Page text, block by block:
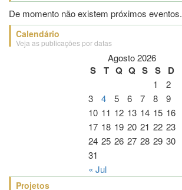
De momento não existem próximos eventos.
Calendário
Veja as publicações por datas
Agosto 2026
S T Q Q S S D
« Jul
1
2
3
4 5 6 7 8
9
10 11 12 13 14 15 16
17 18 19 20 21 22 23
24 25 26 27 28 29 30
31
Projetos